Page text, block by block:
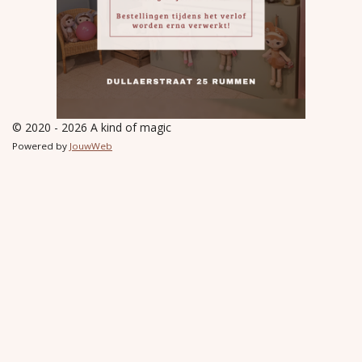
© 2020 - 2026 A kind of magic
Powered by JouwWeb